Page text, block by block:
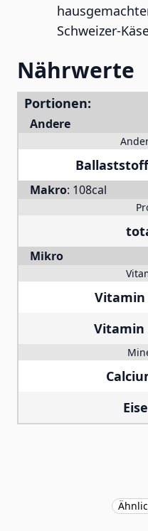
Schweizer-
Nährwerte
Portionen:
Andere
Makro: 108cal
Mikro
Vitamin
Vitamin